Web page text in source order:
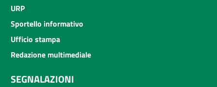
URP
Sportello informativo
Ufficio stampa
Redazione multimediale
SEGNALAZIONI